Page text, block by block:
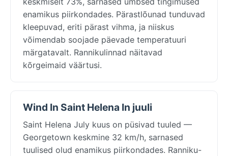
enamikus piirkondades. Pärastlõunad tunduvad
kleepuvad, eriti pärast vihma, ja niiskus
võimendab soojade päevade temperatuuri
märgatavalt. Rannikulinnad näitavad
kõrgeimaid väärtusi.
Wind In Saint Helena In juuli
Saint Helena July kuus on püsivad tuuled —
Georgetown keskmine 32 km/h, sarnased
tuulised olud enamikus piirkondades. Ranniku-